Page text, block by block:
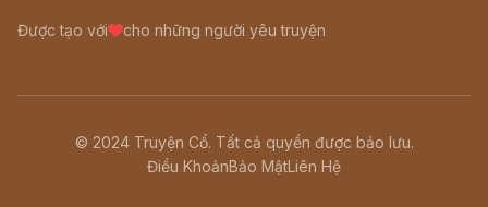
Được tạo với cho những người yêu truyện
© 2024 Truyện Cổ. Tất cả quyền được bảo lưu.
Điều KhoảnBảo MậtLiên Hệ